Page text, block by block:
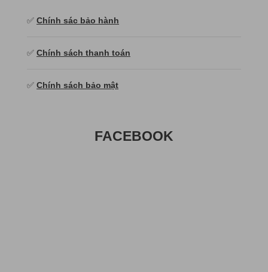
✅ Chính sác bảo hành
✅ Chính sách thanh toán
✅ Chính sách bảo mật
FACEBOOK